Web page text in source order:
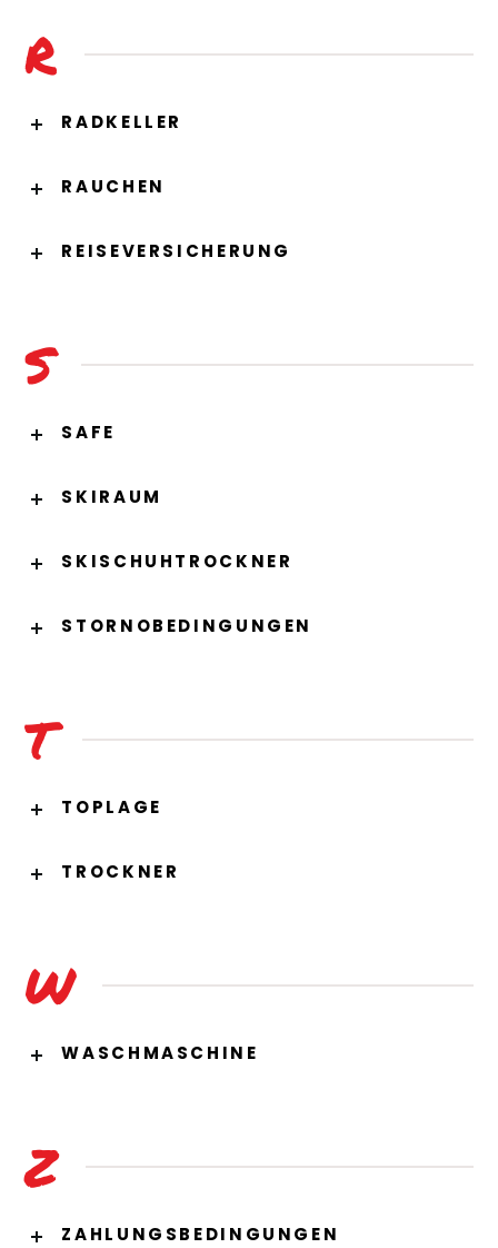
R
RADKELLER
RAUCHEN
REISEVERSICHERUNG
S
SAFE
SKIRAUM
SKISCHUHTROCKNER
STORNOBEDINGUNGEN
T
TOPLAGE
TROCKNER
W
WASCHMASCHINE
Z
ZAHLUNGSBEDINGUNGEN